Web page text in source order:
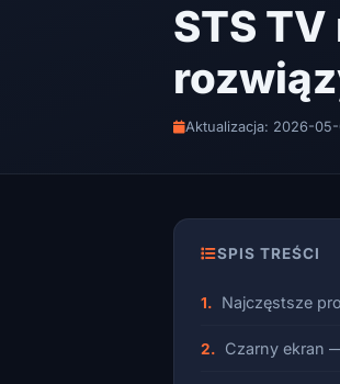
STS
Aktualizacja: 2026-
SPIS TREŚCI
Najczęstsze
Czarny ekran